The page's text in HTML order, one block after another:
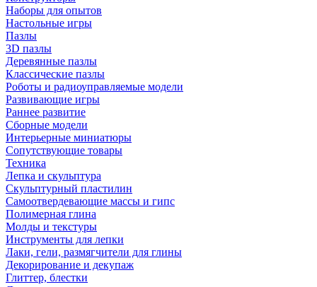
Наборы для опытов
Настольные игры
Пазлы
3D пазлы
Деревянные пазлы
Классические пазлы
Роботы и радиоуправляемые модели
Развивающие игры
Раннее развитие
Сборные модели
Интерьерные миниатюры
Сопутствующие товары
Техника
Лепка и скульптура
Скульптурный пластилин
Самоотвердевающие массы и гипс
Полимерная глина
Молды и текстуры
Инструменты для лепки
Лаки, гели, размягчители для глины
Декорирование и декупаж
Глиттер, блестки